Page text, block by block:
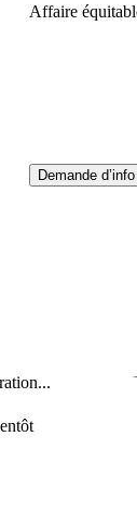
Affaire
Demande d’info